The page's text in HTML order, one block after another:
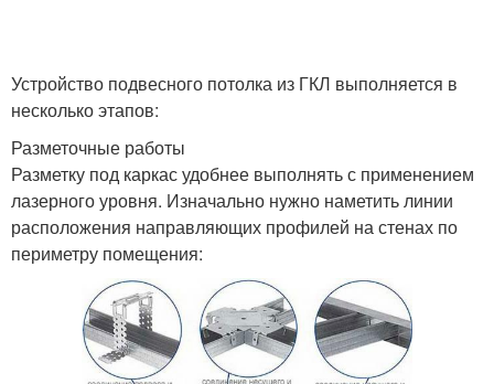
Устройство подвесного потолка из ГКЛ выполняется в
несколько этапов:
Разметочные работы
Разметку под каркас удобнее выполнять с применением
лазерного уровня. Изначально нужно наметить линии
расположения направляющих профилей на стенах по
периметру помещения: